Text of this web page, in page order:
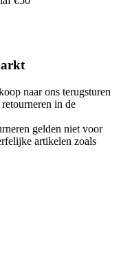
naar ons terugsturen
retourneren in de
gelden niet voor
artikelen zoals